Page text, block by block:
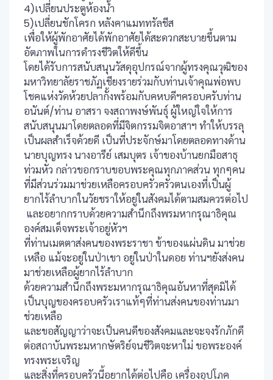
4)เปลี่ยนประตูห้องน้ำ
5)เปลี่ยนชักโครก หลังคาแมททรัลชีส
เพื่อให้ผู้พักอาศัยได้พักอาศัยได้สะดวกสะบายขึ้นตาม
อัตภาพในการดำรงชีวิตให้ดีขึ้น
โดยได้รับการสนับสนุนวัสดุอุปกรณ์จากผู้ทรงคุณวุฒิของ
มหาวิทยาลัยราชภัฏเชียงรายร่วมกับท่านเจ้าคุณพ่อพบ
โชคแห่งวัดห้วยปลากั้งพร้อมกับคหบดีฯครอบครับท่าน
อนันต์/ท่าน อาสรา จงสถาพงษ์พันธุ์ ผู้ใหญ่ใจให้การ
สนับสนุนมาโดยตลอดที่มีจิตกรรมจิตอาสาฯ ทำให้บรรลุ
เป็นผลสำเร็จด้วยดี เป็นที่ประจักษ์มาโดยตลอดทางด้าน
นายบุญทรง นางอารีย์ เสมบุตร เจ้าของบ้านยกมือสาธุ
ท่วมหัว กล่าวขอกราบขอบพระคุณทุกภาคส่วน ทุกๆคน
ที่มีส่วนร่วมมาช่วยเหลือครอบครัวครัวตนเองที่เป็นผู้
ยากไร้ลำบากในวัยชราให้อยู่ในสังคมได้ตามสมควรต่อไป
และอยากกราบด้วยความสำนึกถึงพรมหากรุณาธิคุณ
องค์สมเด็จพระเจ้าอยู่หัวฯ
ที่ท่านเมตตาส่งคนของพระราชา ข้าของแผ่นดิน มาช่วย
เหลือ แม้จะอยู่ในป่าเขา อยู่ในป่าในดอย ท่านฯยังส่งคน
มาช่วยเหลือผู้ยากไร้ลำบาก
ด้วยความสำนึกถึงพระมหากรุณาธิคุณอันหาที่สุดมิได้
เป็นบุญของครอบครัวเราแท้ๆที่ท่านส่งคนของท่านมา
ช่วยเหลือ
และขอสัญญาว่าจะเป็นคนดีของสังคมและจะจงรักภักดี
ต่อสถาบันพระมหากษัตริย์จนชีวิตจะหาใม่ ขอพระองค์
ทรงพระเจริญ
และสิ่งที่ครอบครัวนี้อยากได้ต่อไปคือ เครื่องอุปโภค